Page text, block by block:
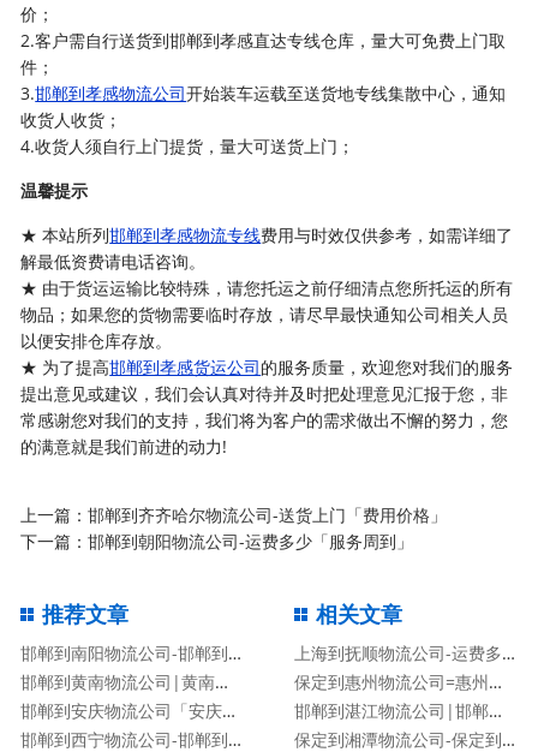
价；
2.客户需自行送货到邯郸到孝感直达专线仓库，量大可免费上门取
件；
3.邯郸到孝感物流公司开始装车运载至送货地专线集散中心，通知
收货人收货；
4.收货人须自行上门提货，量大可送货上门；
温馨提示
★ 本站所列邯郸到孝感物流专线费用与时效仅供参考，如需详细了
解最低资费请电话咨询。
★ 由于货运运输比较特殊，请您托运之前仔细清点您所托运的所有
物品；如果您的货物需要临时存放，请尽早最快通知公司相关人员
以便安排仓库存放。
★ 为了提高邯郸到孝感货运公司的服务质量，欢迎您对我们的服务
提出意见或建议，我们会认真对待并及时把处理意见汇报于您，非
常感谢您对我们的支持，我们将为客户的需求做出不懈的努力，您
的满意就是我们前进的动力!
上一篇：邯郸到齐齐哈尔物流公司-送货上门「费用价格」
下一篇：邯郸到朝阳物流公司-运费多少「服务周到」
推荐文章
邯郸到南阳物流公司-邯郸到南阳货运专线
邯郸到黄南物流公司|黄南专线
邯郸到安庆物流公司「安庆专线」
邯郸到西宁物流公司-邯郸到西宁货运专线
相关文章
上海到抚顺物流公司-运费多少「服务周到」
保定到惠州物流公司=惠州专线
邯郸到湛江物流公司|邯郸到湛江物流专线
保定到湘潭物流公司-保定到湘潭货运专线